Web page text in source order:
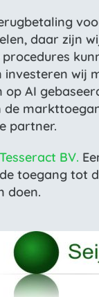
daar zijn
wij
op AI
partner.
Tesseract BV.
toegang tot
doen.